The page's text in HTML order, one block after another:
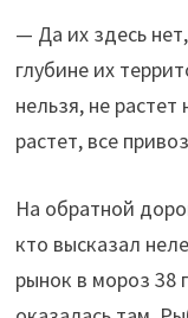
— Да их здесь
глубине их
нельзя, не
растет, все
На обратной
кто высказал
рынок в мороз 38